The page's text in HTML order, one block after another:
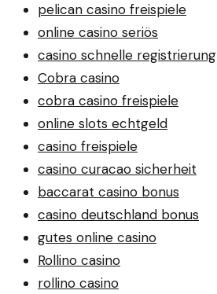
pelican casino freispiele
online casino seriös
casino schnelle registrierung
Cobra casino
cobra casino freispiele
online slots echtgeld
casino freispiele
casino curacao sicherheit
baccarat casino bonus
casino deutschland bonus
gutes online casino
Rollino casino
rollino casino